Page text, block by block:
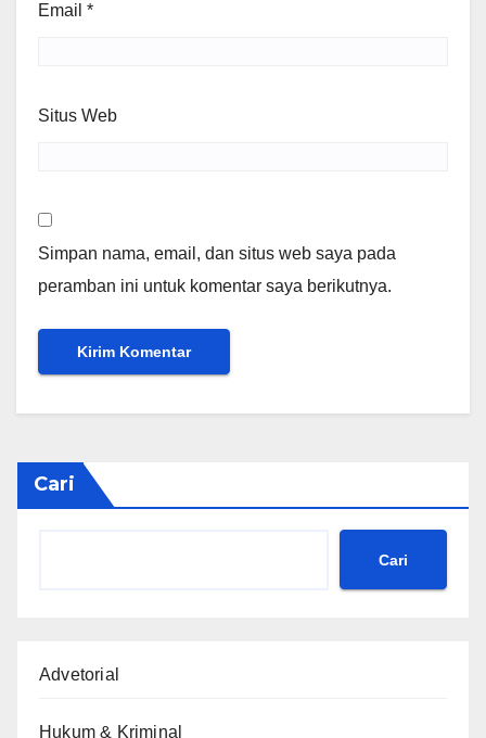
Email *
Situs Web
Simpan nama, email, dan situs web saya pada
peramban ini untuk komentar saya berikutnya.
Cari
Cari
Advetorial
Hukum & Kriminal